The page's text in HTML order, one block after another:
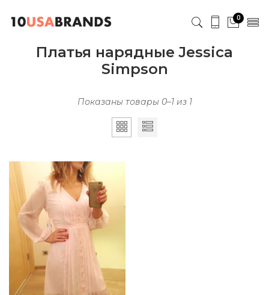
0
Платья нарядные Jessica
Simpson
Показаны товары 0–1 из 1